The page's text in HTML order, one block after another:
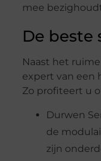
mee
De beste
Naast het
expert van een
Zo profiteert u
Durwen
de
zijn